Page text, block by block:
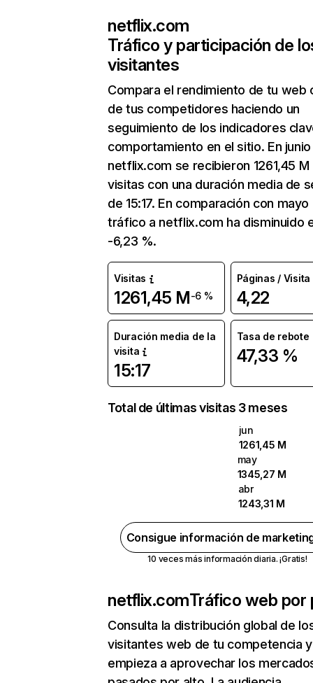
netflix.com
Tráfico y participación de
visitantes
Compara el rendimiento de tu web
de tus competidores haciendo un
seguimiento de los indicadores
comportamiento en el sitio. En junio
netflix.com se recibieron 1261,45 M
visitas con una duración media de
de 15:17. En comparación con mayo
tráfico a netflix.com ha disminuido
-6,23 %.
Visitas
1261,45 M-6 %
Páginas / Visita
4,22
Duración media de la
visita
15:17
Tasa de rebote
47,33 %
Total de últimas visitas 3 meses
jun
1261,45 M
may
1345,27 M
abr
1243,31 M
Consigue información de
10 veces más información diaria. ¡Gratis!
netflix.comTráfico web por
Consulta la distribución global de
visitantes web de tu competencia y
empieza a aprovechar los